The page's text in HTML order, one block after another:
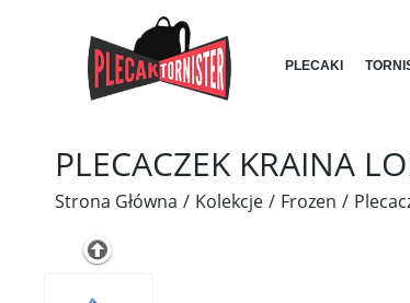
PLECAKI
PLECACZEK KRAINA
Strona Główna Kolekcje Frozen